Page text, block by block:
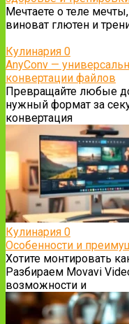
Мечтаете о теле
виноват глютен и
Кулинария 0
AnyConv —
конвертации файлов
Превращайте любые
нужный формат за
конвертация
Кулинария 0
Особенности и
Хотите монтировать
Разбираем Movavi
возможности и